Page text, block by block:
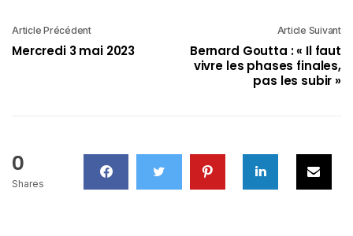
Article Précédent
Mercredi 3 mai 2023
Article Suivant
Bernard Goutta : « Il faut
vivre les phases finales,
pas les subir »
0
Shares